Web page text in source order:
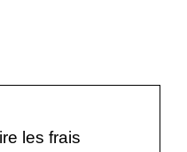
les frais